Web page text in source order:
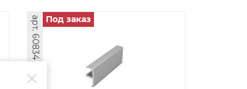
арт. 60834 Под заказ